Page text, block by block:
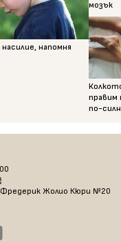
напомня
мозък
правим
по-
Фредерик Жолио Кюри №20